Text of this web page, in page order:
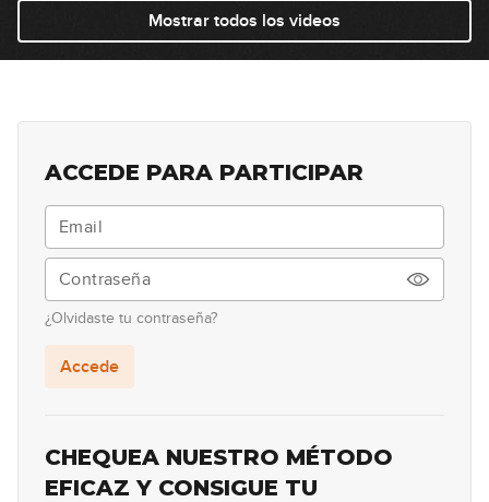
Mostrar todos los videos
ACCEDE PARA PARTICIPAR
¿Olvidaste tu contraseña?
Accede
CHEQUEA NUESTRO MÉTODO
EFICAZ Y CONSIGUE TU